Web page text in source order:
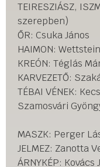
TEIRESZIÁSZ,
szerepben)
ŐR: Csuka János
HAIMON:
KREÓN: Téglás
KARVEZETŐ:
TÉBAI VÉNEK:
Szamosvári
MASZK: Perger
JELMEZ: Zanotta
ÁRNYKÉP: Kovács